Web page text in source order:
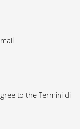
to the Termini di